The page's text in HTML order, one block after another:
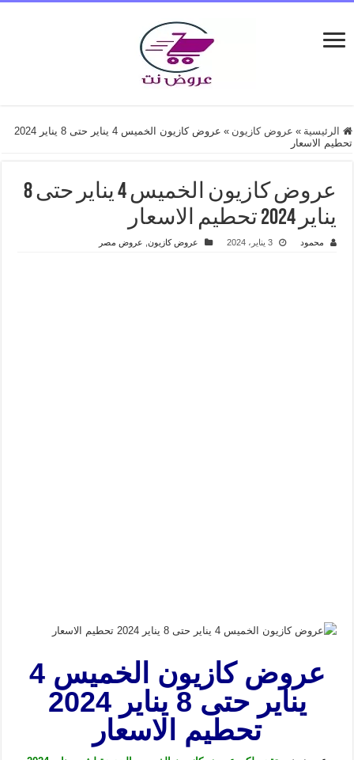
الرئيسية » عروض كازيون »
عروض كازيون الخميس 4 يناير حتى 8 يناير 2024
تحطيم الاسعار
عروض كازيون الخميس 4 يناير حتى 8
يناير 2024 تحطيم الاسعار
محمود 3 يناير، 2024 عروض كازيون, عروض مصر
عروض كازيون الخميس 4
يناير حتى 8 يناير 2024
تحطيم الاسعار